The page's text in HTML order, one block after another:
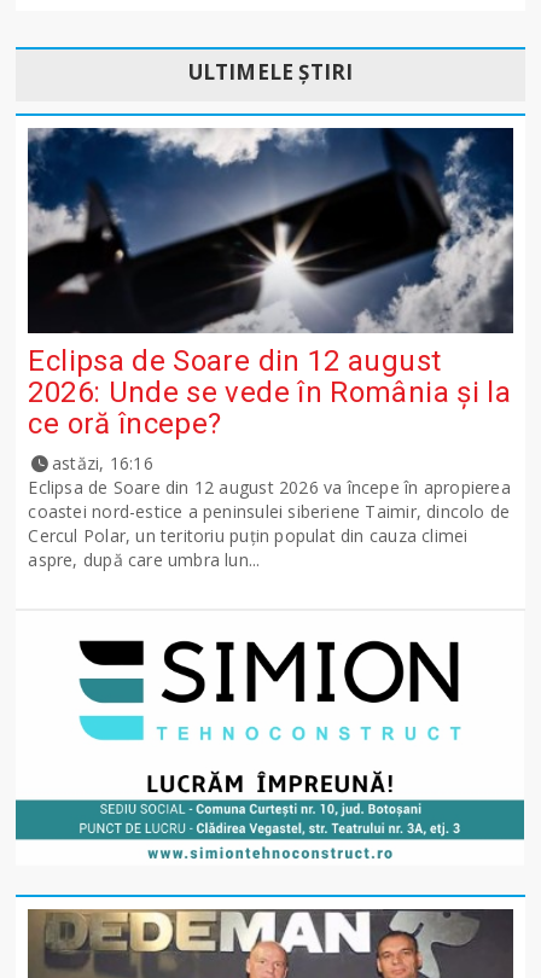
ULTIMELE ȘTIRI
Eclipsa de Soare din 12 august
2026: Unde se vede în România și la
ce oră începe?
astăzi, 16:16
Eclipsa de Soare din 12 august 2026 va începe în apropierea
coastei nord-estice a peninsulei siberiene Taimir, dincolo de
Cercul Polar, un teritoriu puțin populat din cauza climei
aspre, după care umbra lun...